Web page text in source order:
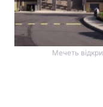
Мечеть